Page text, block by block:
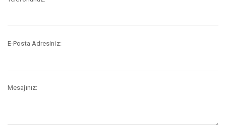
E-Posta Adresiniz:
Mesajınız: